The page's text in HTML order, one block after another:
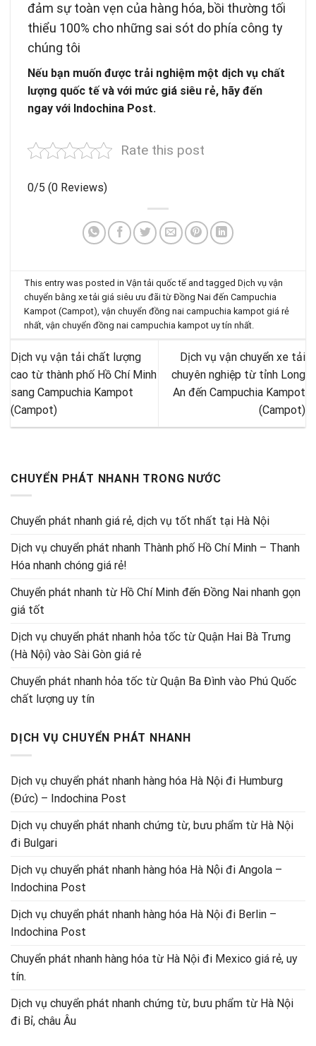
đảm sự toàn vẹn của hàng hóa, bồi thường tối
thiểu 100% cho những sai sót do phía công ty
chúng tôi
Nếu bạn muốn được trải nghiệm một dịch vụ chất
lượng quốc tế và với mức giá siêu rẻ, hãy đến
ngay với Indochina Post.
Rate this post
0/5 (0 Reviews)
This entry was posted inVận tải quốc tế and taggedDịch vụ vận
chuyển bằng xe tải giá siêu ưu đãi từ Đồng Nai đến Campuchia
Kampot (Campot) ,vận chuyển đồng nai campuchia kampot giá rẻ
nhất ,vận chuyển đồng nai campuchia kampot uy tín nhất
Dịch vụ vận tải chất lượng
cao từ thành phố Hồ Chí Minh
sang Campuchia Kampot
(Campot)
Dịch vụ vận chuyển xe tải
chuyên nghiệp từ tỉnh Long
An đến Campuchia Kampot
(Campot)
CHUYỂN PHÁT NHANH TRONG NƯỚC
Chuyển phát nhanh giá rẻ, dịch vụ tốt nhất tại Hà Nội
Dịch vụ chuyển phát nhanh Thành phố Hồ Chí Minh – Thanh
Hóa nhanh chóng giá rẻ!
Chuyển phát nhanh từ Hồ Chí Minh đến Đồng Nai nhanh gọn
giá tốt
Dịch vụ chuyển phát nhanh hỏa tốc từ Quận Hai Bà Trưng
(Hà Nội) vào Sài Gòn giá rẻ
Chuyển phát nhanh hỏa tốc từ Quận Ba Đình vào Phú Quốc
chất lượng uy tín
DỊCH VỤ CHUYỂN PHÁT NHANH
Dịch vụ chuyển phát nhanh hàng hóa Hà Nội đi Humburg
(Đức) – Indochina Post
Dịch vụ chuyển phát nhanh chứng từ, bưu phẩm từ Hà Nội
đi Bulgari
Dịch vụ chuyển phát nhanh hàng hóa Hà Nội đi Angola –
Indochina Post
Dịch vụ chuyển phát nhanh hàng hóa Hà Nội đi Berlin –
Indochina Post
Chuyển phát nhanh hàng hóa từ Hà Nội đi Mexico giá rẻ, uy
tín.
Dịch vụ chuyển phát nhanh chứng từ, bưu phẩm từ Hà Nội
đi Bỉ, châu Âu